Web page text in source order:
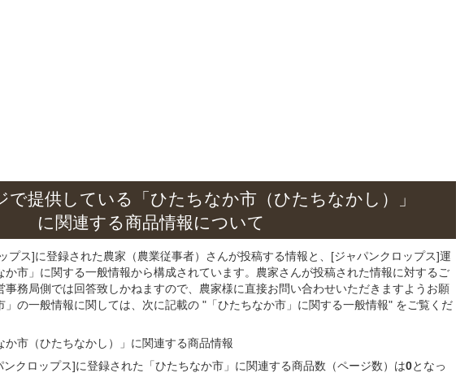
で提供している
「ひたちなか市（ひたちなかし）」
に関連する商品情報について
プス]に登録された農家（農業従事者）さんが投稿する情報と、[ジャパンクロップス]運
市」に関する一般情報から構成されています。農家さんが投稿された情報に対するご
務局側では回答致しかねますので、農家様に直接お問い合わせいただきますようお願
」の一般情報に関しては、次に記載の "「ひたちなか市」に関する一般情報" をご覧くだ
市（ひたちなかし）」 に関連する商品情報
クロップス]に登録された「ひたちなか市」に関連する商品数（ページ数）は0となっ